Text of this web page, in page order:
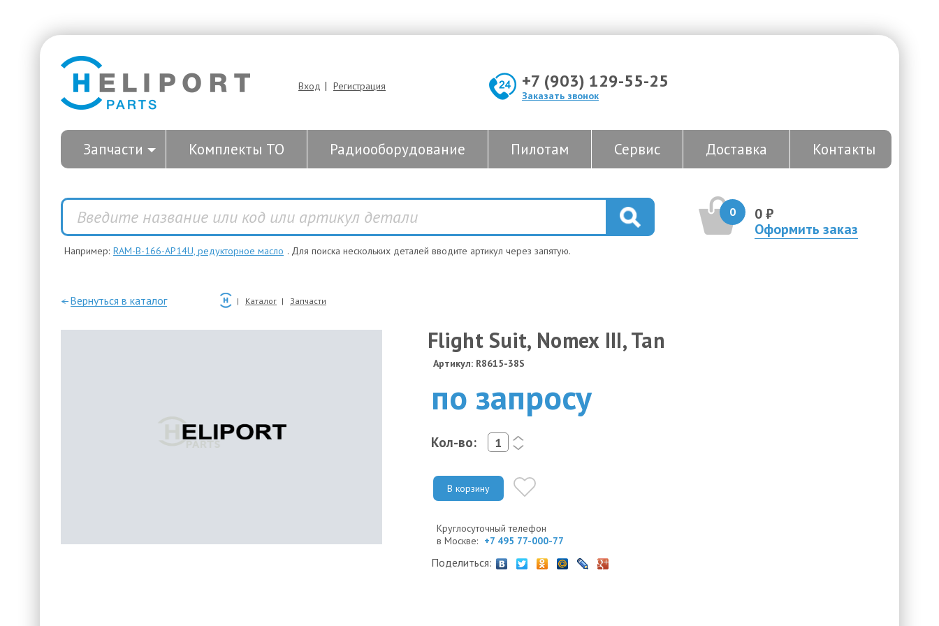
Вход | Регистрация +7 (903) 129-55-25
Заказать звонок
Запчасти Комплекты ТО Радиооборудование Пилотам Сервис Доставка Контакты
0
0 ₽
Оформить заказ
Например: RAM-B-166-AP14U, редукторное масло . Для поиска нескольких деталей вводите артикул через запятую.
—Вернуться в каталог Каталог Запчасти
Flight Suit, Nomex III, Tan
Артикул: R8615-38S
по запросу
Кол-во:
<
>
В корзину
Круглосуточный телефон
в Москве: +7 495 77-000-77
Поделиться: